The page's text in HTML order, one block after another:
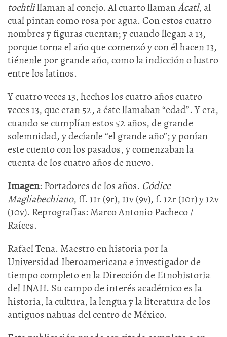
tochtlillaman al conejo. Al cuarto llamanÁcatl, al
cual pintan como rosa por agua. Con estos cuatro
nombres y figuras cuentan; y cuando llegan a 13,
porque torna el año que comenzó y con él hacen 13,
tiénenle por grande año, como la indicción o lustro
entre los latinos.
Y cuatro veces 13, hechos los cuatro años cuatro
veces 13, que eran 52, a éste llamaban “edad”. Y era,
cuando se cumplían estos 52 años, de grande
solemnidad, y decíanle “el grande año”; y ponían
este cuento con los pasados, y comenzaban la
cuenta de los cuatro años de nuevo.
Imagen: Portadores de los años. Códice
Magliabechiano, ff. 11r (9r), 11v (9v), f. 12r (10r) y 12v
(10v). Reprografías: Marco Antonio Pacheco /
Raíces.
Rafael Tena. Maestro en historia por la
Universidad Iberoamericana e investigador de
tiempo completo en la Dirección de Etnohistoria
del INAH. Su campo de interés académico es la
historia, la cultura, la lengua y la literatura de los
antiguos nahuas del centro de México.